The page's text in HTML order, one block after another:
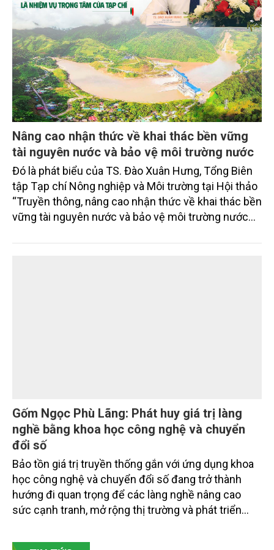
Nâng cao nhận thức về khai thác bền vững
tài nguyên nước và bảo vệ môi trường nước
Đó là phát biểu của TS. Đào Xuân Hưng, Tổng Biên
tập Tạp chí Nông nghiệp và Môi trường tại Hội thảo
“Truyền thông, nâng cao nhận thức về khai thác bền
vững tài nguyên nước và bảo vệ môi trường nước
trường phối hợp với Sở Nông nghiệp và Môi trường
Gốm Ngọc Phù Lãng: Phát huy giá trị làng
nghề bằng khoa học công nghệ và chuyển
đổi số
Bảo tồn giá trị truyền thống gắn với ứng dụng khoa
học công nghệ và chuyển đổi số đang trở thành
hướng đi quan trọng để các làng nghề nâng cao
sức cạnh tranh, mở rộng thị trường và phát triển
Bắc Ninh, nhiều nghệ nhân và cơ sở sản xuất đã